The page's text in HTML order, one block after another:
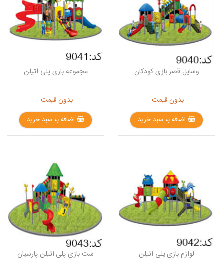
وسایل قصر بازی کودکان
بدون قیمت
اضافه به سبد خرید
مجموعه بازی پلی اتیلن
بدون قیمت
اضافه به سبد خرید
لوازم بازی پلی اتیلن ست بازی پلی اتیلن پارسیان